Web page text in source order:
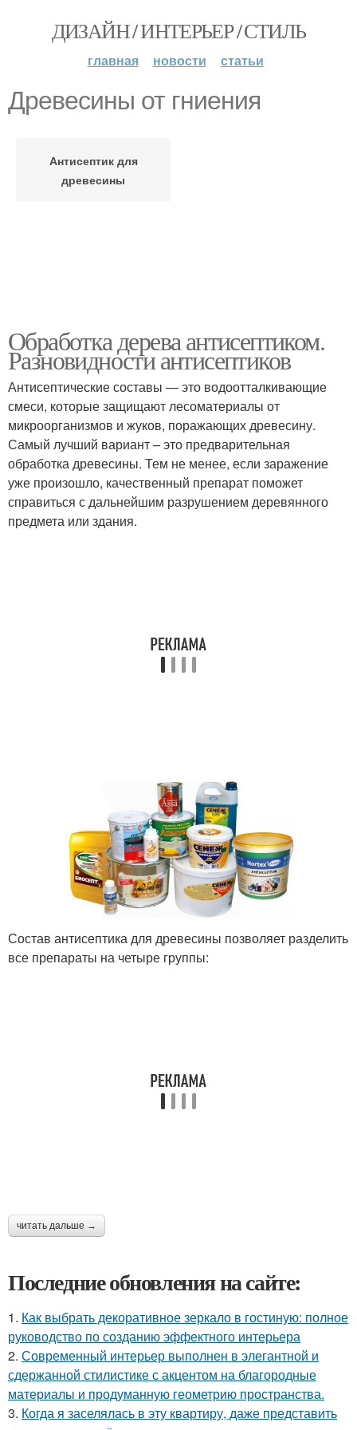
ДИЗАЙН / ИНТЕРЬЕР / СТИЛЬ
главная новости статьи
Древесины от гниения
Антисептик для
древесины
Обработка дерева антисептиком.
Разновидности антисептиков
Антисептические составы — это водоотталкивающие
смеси, которые защищают лесоматериалы от
микроорганизмов и жуков, поражающих древесину.
Самый лучший вариант – это предварительная
обработка древесины. Тем не менее, если заражение
уже произошло, качественный препарат поможет
справиться с дальнейшим разрушением деревянного
предмета или здания.
Состав антисептика для древесины позволяет разделить
все препараты на четыре группы:
читать дальше →
Последние обновления на сайте:
1. Как выбрать декоративное зеркало в гостиную: полное
руководство по созданию эффектного интерьера
2. Современный интерьер выполнен в элегантной и
сдержанной стилистике с акцентом на благородные
материалы и продуманную геометрию пространства.
3. Когда я заселялась в эту квартиру, даже представить